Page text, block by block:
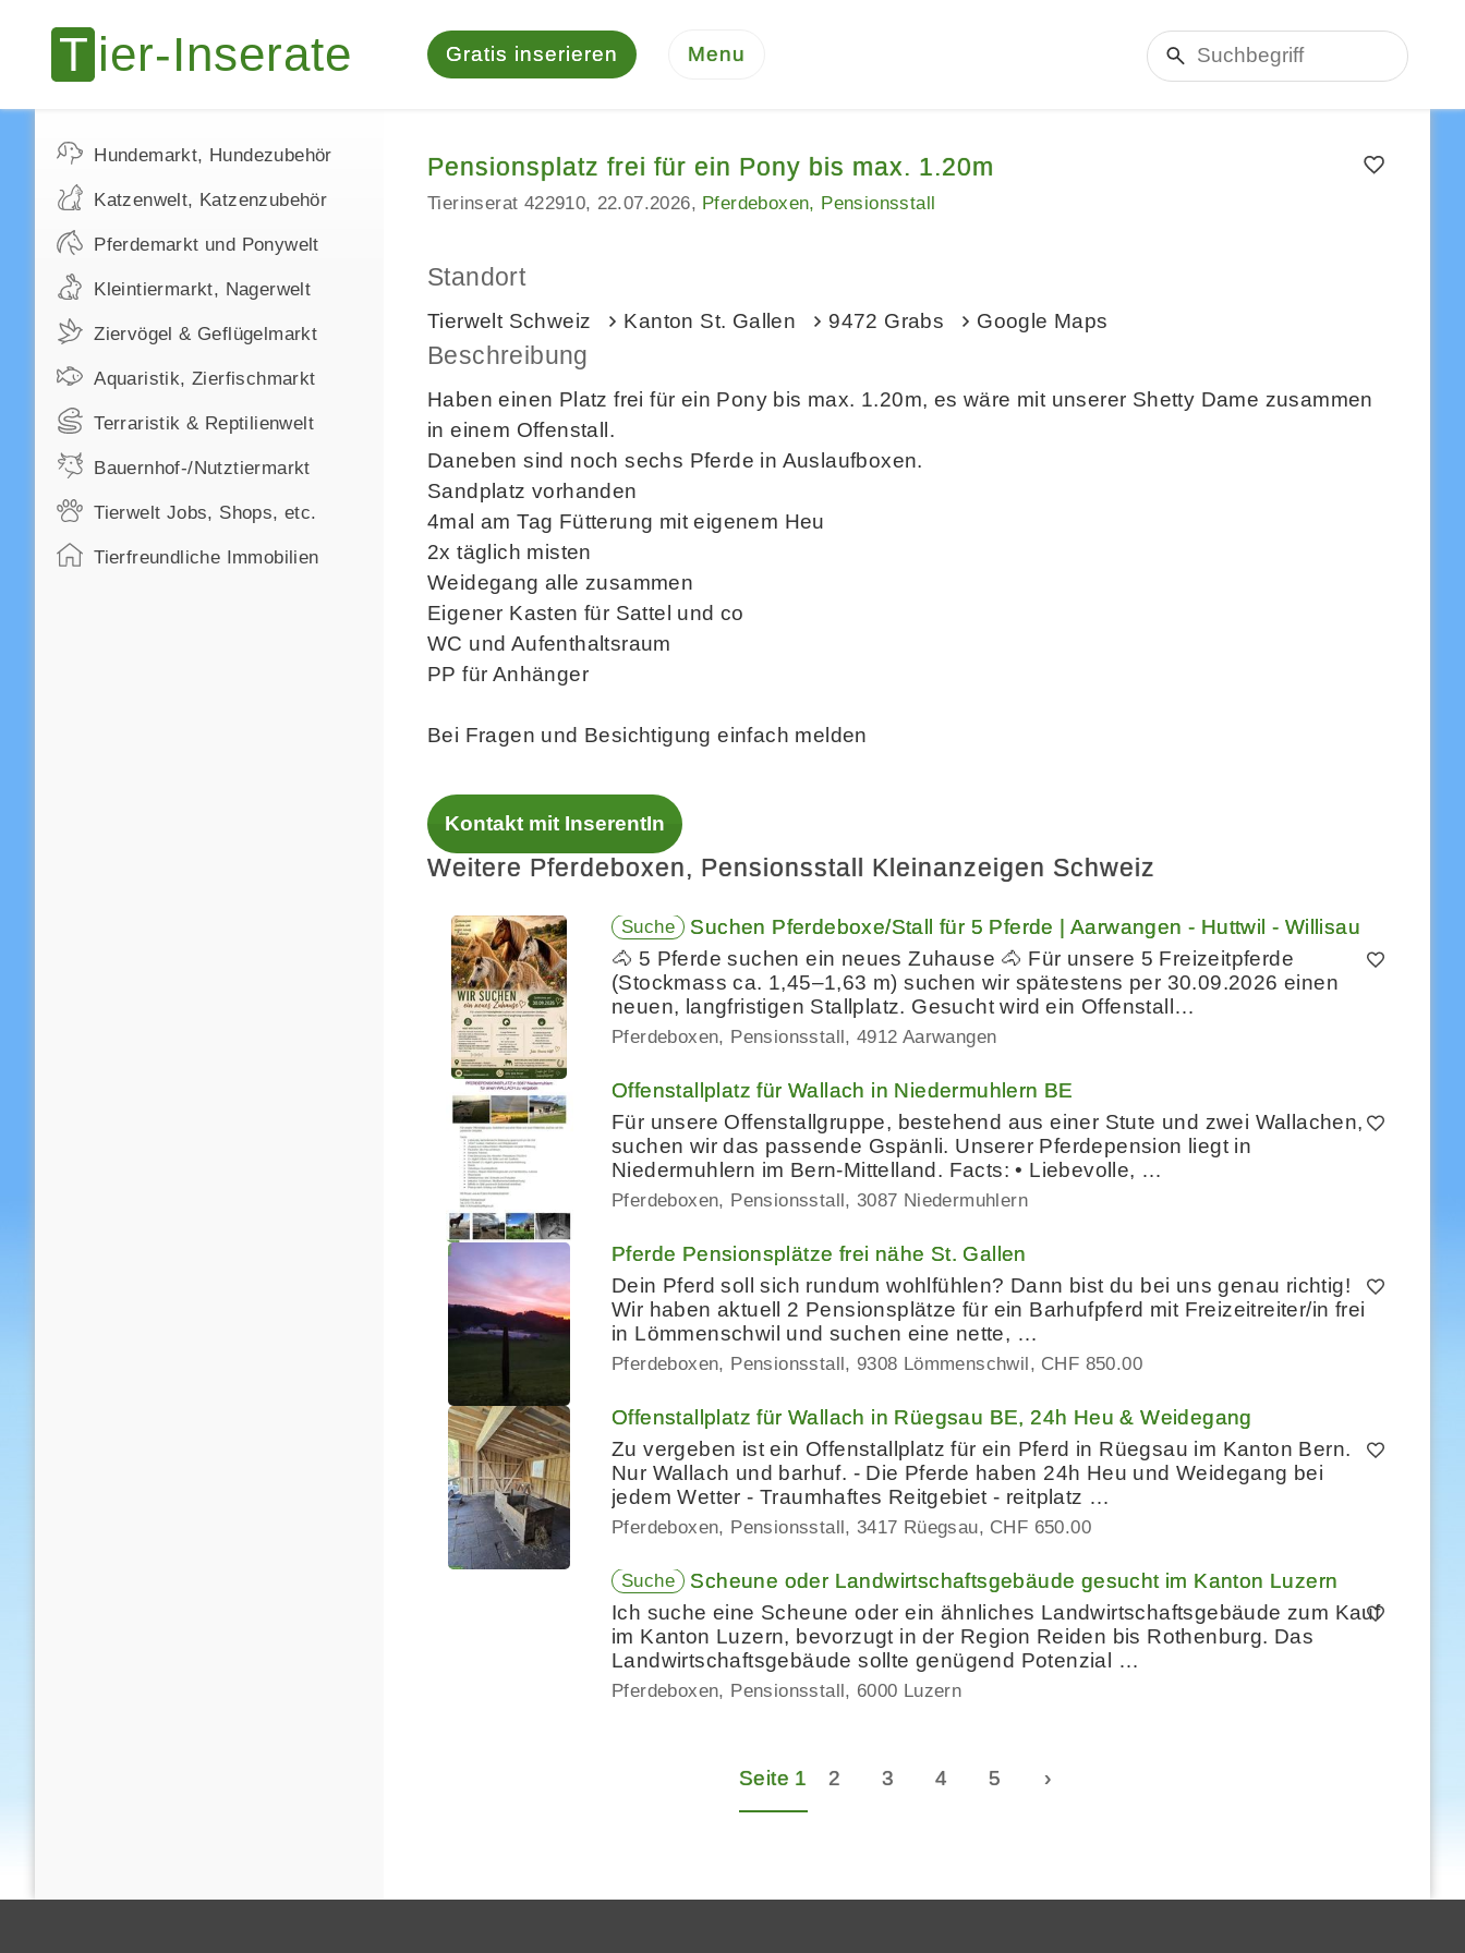
Gratis inserieren Menu
Hundemarkt, Hundezubehör
Katzenwelt, Katzenzubehör
Pferdemarkt und Ponywelt
Kleintiermarkt, Nagerwelt
Ziervögel & Geflügelmarkt
Aquaristik, Zierfischmarkt
Terraristik & Reptilienwelt
Bauernhof-/Nutztiermarkt
Tierwelt Jobs, Shops, etc.
Tierfreundliche Immobilien
Pensionsplatz frei für ein Pony bis max. 1.20m
Tierinserat 422910 22.07.2026 Pferdeboxen, Pensionsstall
Standort
Tierwelt Schweiz Kanton St. Gallen 9472 Grabs Google Maps
Beschreibung
Haben einen Platz frei für ein Pony bis max. 1.20m, es wäre mit unserer Shetty Dame zusammen
in einem Offenstall.
Daneben sind noch sechs Pferde in Auslaufboxen.
Sandplatz vorhanden
4mal am Tag Fütterung mit eigenem Heu
2x täglich misten
Weidegang alle zusammen
Eigener Kasten für Sattel und co
WC und Aufenthaltsraum
PP für Anhänger
Bei Fragen und Besichtigung einfach melden
Kontakt mit InserentIn
Weitere Pferdeboxen, Pensionsstall Kleinanzeigen Schweiz
Suche
Suchen Pferdeboxe/Stall für 5 Pferde | Aarwangen - Huttwil - Willisau
🐴 5 Pferde suchen ein neues Zuhause 🐴 Für unsere 5 Freizeitpferde
(Stockmass ca. 1,45–1,63 m) suchen wir spätestens per 30.09.2026 einen
neuen, langfristigen Stallplatz. Gesucht wird ein Offenstall…
Pferdeboxen, Pensionsstall 4912 Aarwangen
Offenstallplatz für Wallach in Niedermuhlern BE
Für unsere Offenstallgruppe, bestehend aus einer Stute und zwei Wallachen,
suchen wir das passende Gspänli. Unserer Pferdepension liegt in
Niedermuhlern im Bern-Mittelland. Facts: • Liebevolle, …
Pferdeboxen, Pensionsstall 3087 Niedermuhlern
Pferde Pensionsplätze frei nähe St. Gallen
Dein Pferd soll sich rundum wohlfühlen? Dann bist du bei uns genau richtig!
Wir haben aktuell 2 Pensionsplätze für ein Barhufpferd mit Freizeitreiter/in frei
in Lömmenschwil und suchen eine nette, …
Pferdeboxen, Pensionsstall 9308 Lömmenschwil CHF 850.00
Offenstallplatz für Wallach in Rüegsau BE, 24h Heu & Weidegang
Zu vergeben ist ein Offenstallplatz für ein Pferd in Rüegsau im Kanton Bern.
Nur Wallach und barhuf. - Die Pferde haben 24h Heu und Weidegang bei
jedem Wetter - Traumhaftes Reitgebiet - reitplatz …
Pferdeboxen, Pensionsstall 3417 Rüegsau CHF 650.00
Suche
Scheune oder Landwirtschaftsgebäude gesucht im Kanton Luzern
Ich suche eine Scheune oder ein ähnliches Landwirtschaftsgebäude zum Kauf
im Kanton Luzern, bevorzugt in der Region Reiden bis Rothenburg. Das
Landwirtschaftsgebäude sollte genügend Potenzial …
Pferdeboxen, Pensionsstall 6000 Luzern
Seite 1 2 3 4 5 ›